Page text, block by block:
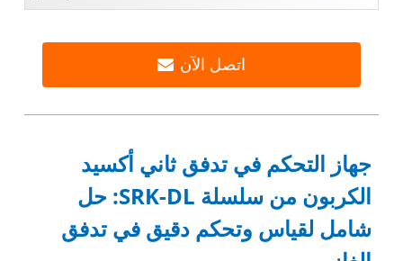
اتصل الآن
جهاز التحكم في تدفق ثاني أكسيد
الكربون من سلسلة SRK-DL: حل
شامل لقياس وتحكم دقيق في تدفق